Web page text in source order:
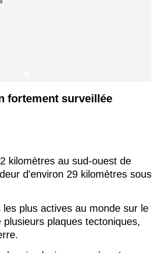
fortement surveillée
kilomètres au sud-ouest de
d'environ 29 kilomètres sous
plus actives au monde sur le
plaques tectoniques,